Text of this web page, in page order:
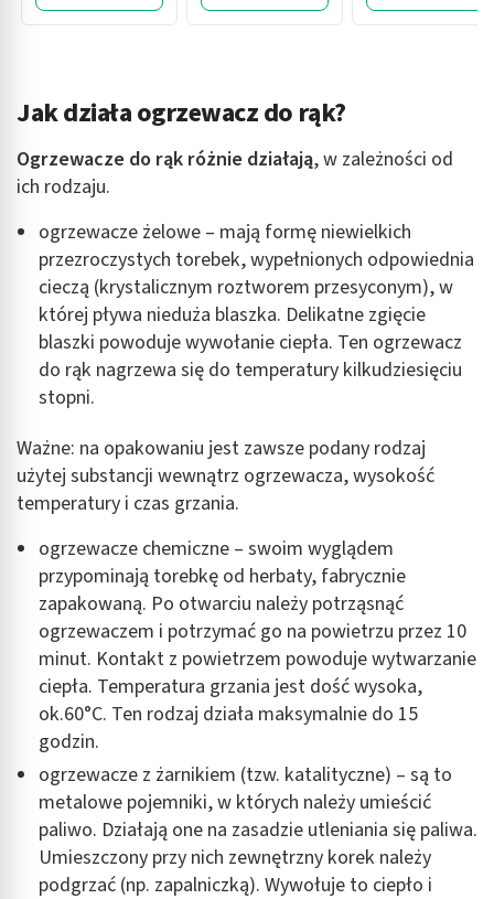
Jak działa ogrzewacz do rąk?
Ogrzewacze do rąk różnie działają, w zależności od
ich rodzaju.
ogrzewacze żelowe – mają formę niewielkich
przezroczystych torebek, wypełnionych odpowiednia
cieczą (krystalicznym roztworem przesyconym), w
której pływa nieduża blaszka. Delikatne zgięcie
blaszki powoduje wywołanie ciepła. Ten ogrzewacz
do rąk nagrzewa się do temperatury kilkudziesięciu
stopni.
Ważne: na opakowaniu jest zawsze podany rodzaj
użytej substancji wewnątrz ogrzewacza, wysokość
temperatury i czas grzania.
ogrzewacze chemiczne – swoim wyglądem
przypominają torebkę od herbaty, fabrycznie
zapakowaną. Po otwarciu należy potrząsnąć
ogrzewaczem i potrzymać go na powietrzu przez 10
minut. Kontakt z powietrzem powoduje wytwarzanie
ciepła. Temperatura grzania jest dość wysoka,
ok.60°C. Ten rodzaj działa maksymalnie do 15
godzin.
ogrzewacze z żarnikiem (tzw. katalityczne) – są to
metalowe pojemniki, w których należy umieścić
paliwo. Działają one na zasadzie utleniania się paliwa.
Umieszczony przy nich zewnętrzny korek należy
podgrzać (np. zapalniczką). Wywołuje to ciepło i